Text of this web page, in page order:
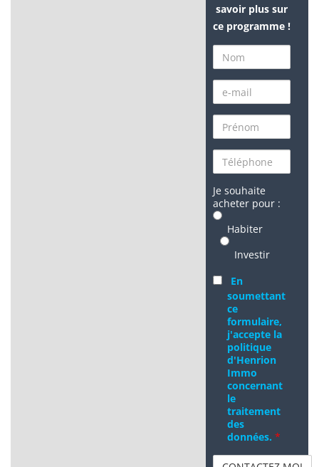
savoir plus sur
ce programme !
Je souhaite
acheter pour :
Habiter
Investir
En
soumettant
ce
formulaire,
j'accepte la
politique
d'Henrion
Immo
concernant
le
traitement
des
données. *